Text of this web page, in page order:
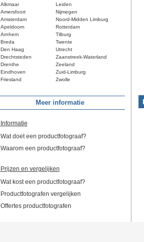
Alkmaar
Leiden
Amersfoort
Nijmegen
Amsterdam
Noord-Midden Limburg
Apeldoorn
Rotterdam
Arnhem
Tilburg
Breda
Twente
Den Haag
Utrecht
Drechtsteden
Zaanstreek-Waterland
Drenthe
Zeeland
Eindhoven
Zuid-Limburg
Friesland
Zwolle
Meer informatie
Informatie
Wat doet een productfotograaf?
Waarom een productfotograaf?
Prijzen en vergelijken
Wat kost een productfotograaf?
Productfotografen vergelijken
Offertes productfotografen